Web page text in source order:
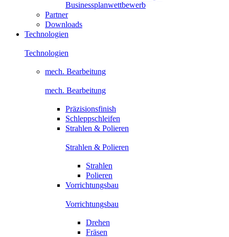
Businessplanwettbewerb
Partner
Downloads
Technologien
Technologien
mech. Bearbeitung
mech. Bearbeitung
Präzisionsfinish
Schleppschleifen
Strahlen & Polieren
Strahlen & Polieren
Strahlen
Polieren
Vorrichtungsbau
Vorrichtungsbau
Drehen
Fräsen